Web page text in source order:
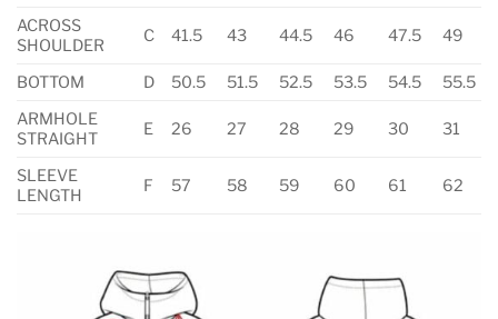
ACROSS
SHOULDER
C 41.5 43 44.5 46 47.5 49
BOTTOM D 50.5 51.5 52.5 53.5 54.5
55.5
ARMHOLE
STRAIGHT
E 26 27 28 29 30 31
SLEEVE
LENGTH
F 57 58 59 60 61 62